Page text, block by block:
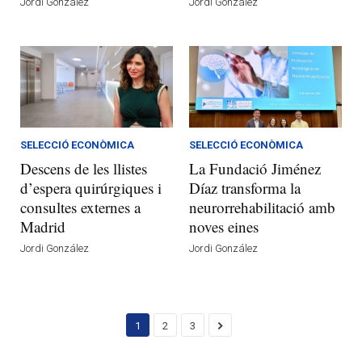
SELECCIÓ ECONÒMICA
Descens de les llistes
d’espera quirúrgiques i
consultes externes a
Madrid
Jordi González
SELECCIÓ ECONÒMICA
La Fundació Jiménez
Díaz transforma la
neurorrehabilitació amb
noves eines
Jordi González
1 2 3